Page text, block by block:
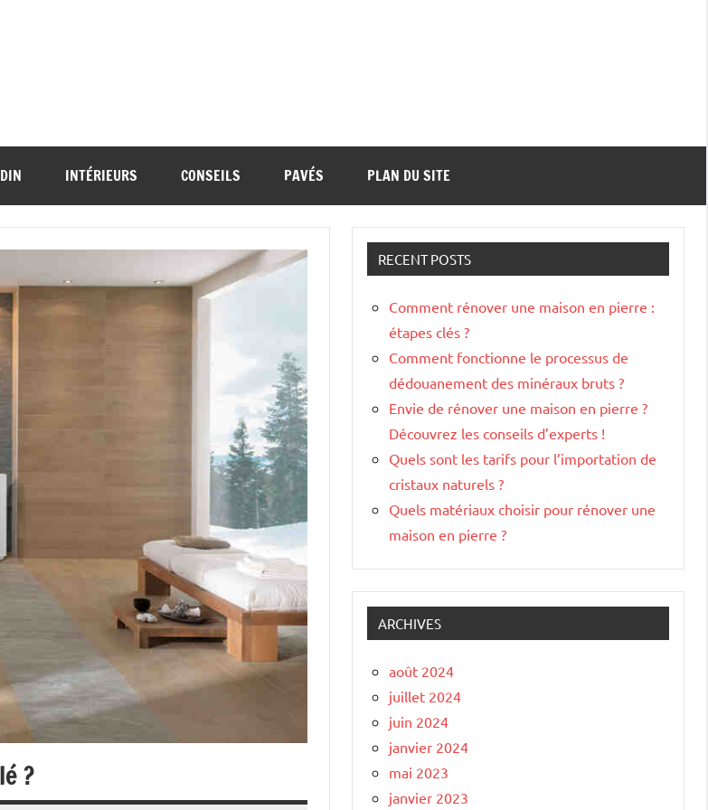
INTÉRIEURS CONSEILS PAVÉS PLAN DU SITE
?
RECENT POSTS
Comment rénover une maison en pierre :
étapes clés ?
Comment fonctionne le processus de
dédouanement des minéraux bruts ?
Envie de rénover une maison en pierre ?
Découvrez les conseils d’experts !
Quels sont les tarifs pour l’importation de
cristaux naturels ?
Quels matériaux choisir pour rénover une
maison en pierre ?
ARCHIVES
août 2024
juillet 2024
juin 2024
janvier 2024
mai 2023
janvier 2023